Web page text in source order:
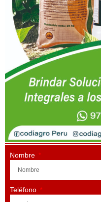
Nombre
Teléfono